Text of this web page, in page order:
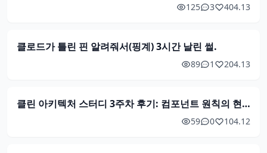
125 3 404.13
클로드가 틀린 핀 알려줘서(핑계) 3시간 날린 썰.
89 1 204.13
클린 아키텍처 스터디 3주차 후기: 컴포넌트 원칙의 현대적 재해석
59 0 104.12